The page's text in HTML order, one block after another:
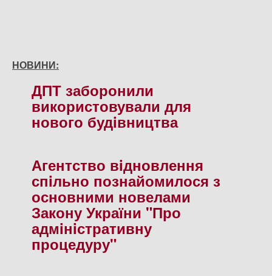
НОВИНИ:
ДПТ заборонили
використовували для
нового будiвництва
Агентство вiдновлення
спiльно познайомилося з
основними новелами
Закону України "Про
адмiнiстративну
процедуру"